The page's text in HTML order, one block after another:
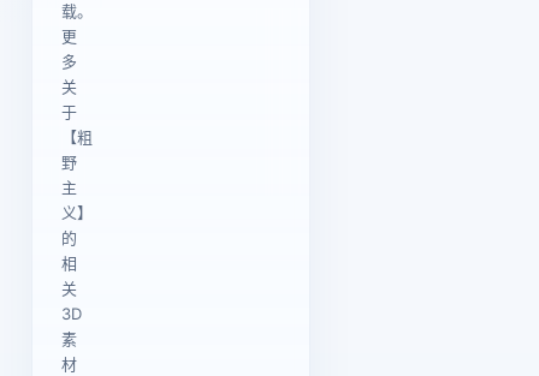
载。
更
多
关
于
【粗
野
主
义】
的
相
关
3D
素
材